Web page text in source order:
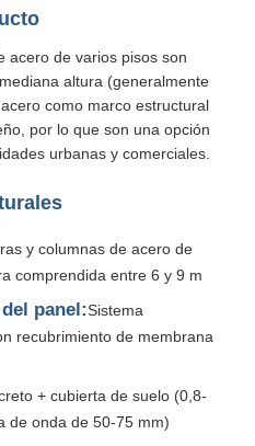
acero
de acero
acero de varios pisos son
altura (generalmente
como marco estructural
por lo que son una opción
urbanas y comerciales.
y columnas de acero de
comprendida entre 6 y 9 m
panel:Sistema
recubrimiento de membrana
+ cubierta de suelo (0,8-
de onda de 50-75 mm)